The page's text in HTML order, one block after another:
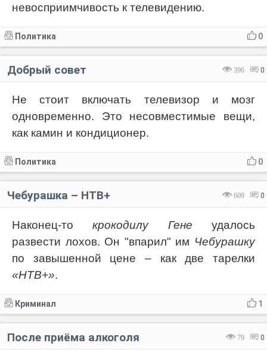
невосприимчивость к телевидению.
0
Политика
396 0
Добрый совет
Не стоит включать телевизор и мозг
одновременно. Это несовместимые вещи,
как камин и кондиционер.
0
Политика
609 0
Чебурашка – НТВ+
Наконец-токрокодилу Гене удалось
развести лохов. Он "впарил" им Чебурашку
по завышенной цене – как две тарелки
«НТВ+».
1
Криминал
79 0
После приёма алкоголя